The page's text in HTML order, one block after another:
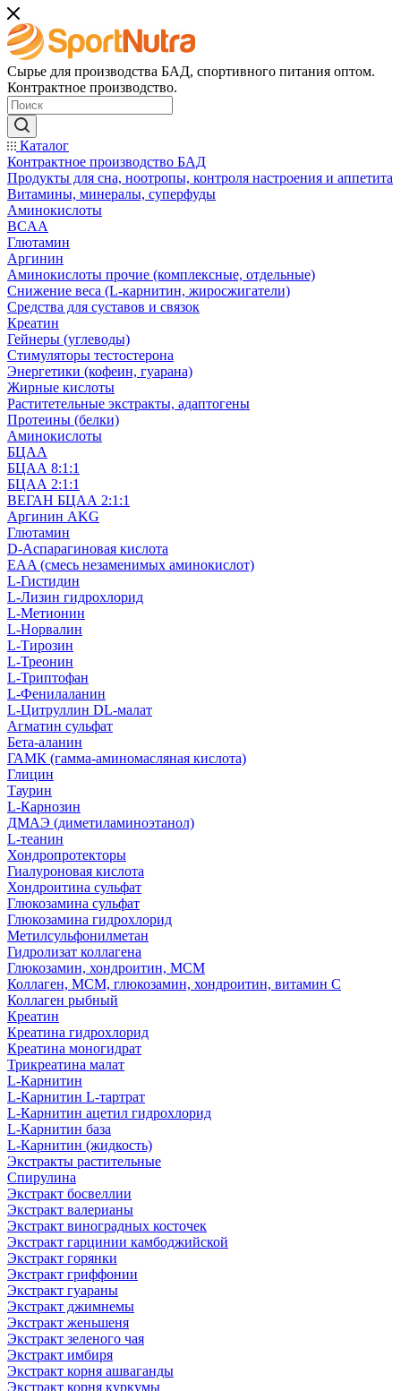
Сырье для производства БАД, спортивного питания оптом.
Контрактное производство.
Каталог
Контрактное производство БАД
Продукты для сна, ноотропы, контроля настроения и аппетита
Витамины, минералы, суперфуды
Аминокислоты
BCAA
Глютамин
Аргинин
Аминокислоты прочие (комплексные, отдельные)
Снижение веса (L-карнитин, жиросжигатели)
Средства для суставов и связок
Креатин
Гейнеры (углеводы)
Стимуляторы тестостерона
Энергетики (кофеин, гуарана)
Жирные кислоты
Раститетельные экстракты, адаптогены
Протеины (белки)
Аминокислоты
БЦАА
БЦАА 8:1:1
БЦАА 2:1:1
ВЕГАН БЦАА 2:1:1
Аргинин AKG
Глютамин
D-Аспарагиновая кислота
EAA (смесь незаменимых аминокислот)
L-Гистидин
L-Лизин гидрохлорид
L-Метионин
L-Норвалин
L-Тирозин
L-Треонин
L-Триптофан
L-Фенилаланин
L-Цитруллин DL-малат
Агматин cульфат
Бета-аланин
ГАМК (гамма-аминомасляная кислота)
Глицин
Таурин
L-Карнозин
ДМАЭ (диметиламиноэтанол)
L-теанин
Хондропротекторы
Гиалуроновая кислота
Хондроитина сульфат
Глюкозамина сульфат
Глюкозамина гидрохлорид
Метилсульфонилметан
Гидролизат коллагена
Глюкозамин, хондроитин, МСМ
Коллаген, МСМ, глюкозамин, хондроитин, витамин С
Коллаген рыбный
Креатин
Креатина гидрохлорид
Креатина моногидрат
Трикреатина малат
L-Карнитин
L-Карнитин L-тартрат
L-Карнитин ацетил гидрохлорид
L-Карнитин база
L-Карнитин (жидкость)
Экстракты растительные
Спирулина
Экстракт босвеллии
Экстракт валерианы
Экстракт виноградных косточек
Экстракт гарцинии камбоджийской
Экстракт горянки
Экстракт гриффонии
Экстракт гуараны
Экстракт джимнемы
Экстракт женьшеня
Экстракт зеленого чая
Экстракт имбиря
Экстракт корня ашваганды
Экстракт корня куркумы